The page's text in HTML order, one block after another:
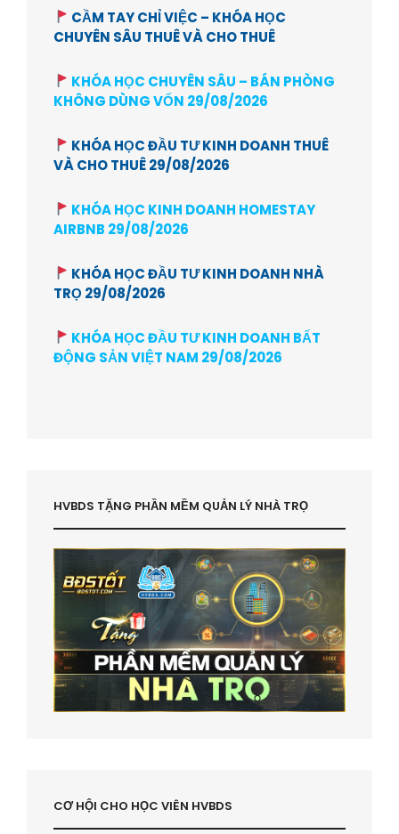
CẦM TAY CHỈ VIỆC – KHÓA HỌC
CHUYÊN SÂU THUÊ VÀ CHO THUÊ
KHÓA HỌC CHUYÊN SÂU – BÁN PHÒNG
KHÔNG DÙNG VỐN 29/08/2026
KHÓA HỌC ĐẦU TƯ KINH DOANH THUÊ
VÀ CHO THUÊ 29/08/2026
KHÓA HỌC KINH DOANH HOMESTAY
AIRBNB 29/08/2026
KHÓA HỌC ĐẦU TƯ KINH DOANH NHÀ
TRỌ 29/08/2026
KHÓA HỌC ĐẦU TƯ KINH DOANH BẤT
ĐỘNG SẢN VIỆT NAM 29/08/2026
HVBDS TẶNG PHẦN MỀM QUẢN LÝ NHÀ TRỌ
CƠ HỘI CHO HỌC VIÊN HVBDS